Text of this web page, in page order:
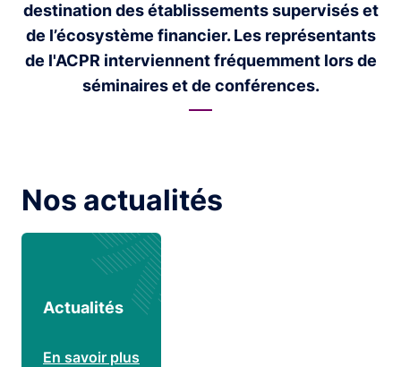
destination des établissements supervisés et
de l’écosystème financier. Les représentants
de l'ACPR interviennent fréquemment lors de
séminaires et de conférences.
Nos actualités
Actualités
En savoir plus